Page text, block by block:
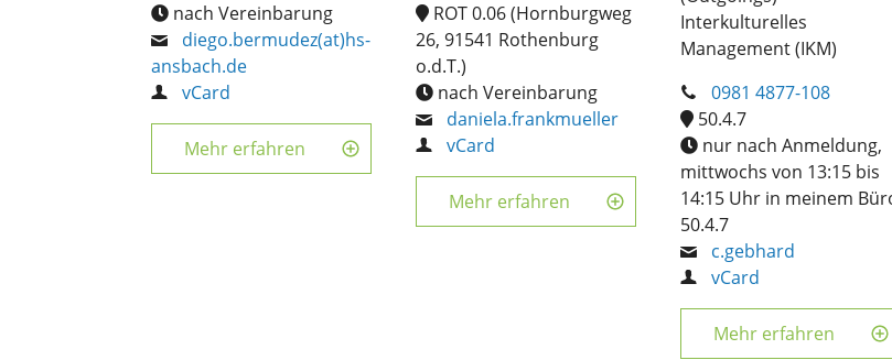
nach Vereinbarung
diego.bermudez(at)hs-
ansbach.de
vCard
Mehr erfahren
ROT 0.06 (Hornburgweg
26, 91541 Rothenburg
o.d.T.)
nach Vereinbarung
daniela.frankmueller
vCard
Mehr erfahren
Interkulturelles
Management (IKM)
0981 4877-108
50.4.7
nur nach Anmeldung,
mittwochs von 13:15 bis
14:15 Uhr in meinem
50.4.7
c.gebhard
vCard
Mehr erfahren